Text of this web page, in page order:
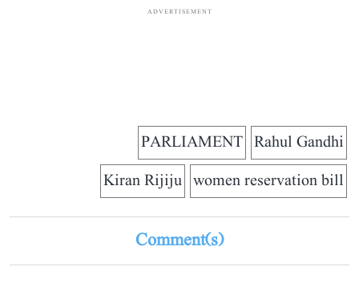
ADVERTISEMENT
Rahul Gandhi
PARLIAMENT
women reservation bill
Kiran Rijiju
Comment(s)